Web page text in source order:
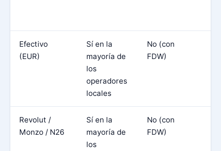
Efectivo
(EUR)
Sí en la
mayoría de
los
operadores
locales
No (con
FDW)
Revolut /
Monzo / N26
Sí en la
mayoría de
los
No (con
FDW)